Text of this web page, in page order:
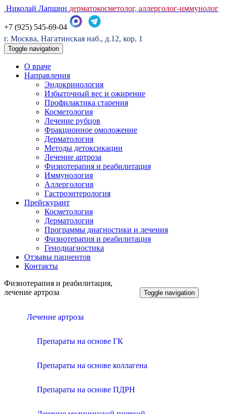
Николай Лапшин дерматокосметолог, аллерголог-иммунолог
+7 (925) 545-69-04
г. Москва, Нагатинская наб., д.12, кор. 1
Toggle navigation
О враче
Направления
Эндокринология
Избыточный вес и ожирение
Профилактика старения
Косметология
Лечение рубцов
Фракционное омоложение
Дерматология
Методы детоксикации
Лечение артроза
Физиотерапия и реабилитация
Иммунология
Аллергология
Гастроэнтерология
Прейскурант
Косметология
Дерматология
Программы диагностики и лечения
Физиотерапия и реабилитация
Генодиагностика
Отзывы пациентов
Контакты
Физиотерапия и реабилитация,
лечение артроза
Toggle navigation
Лечение артроза
Препараты на основе ГК
Препараты на основе коллагена
Препараты на основе ПДРН